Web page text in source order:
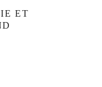
ET